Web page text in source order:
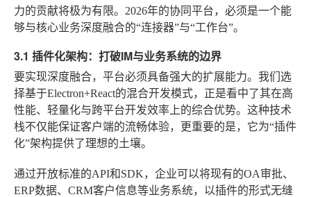
力的贡献将极为有限。2026年的协同平台，必须是一个能
够与核心业务深度融合的“连接器”与“工作台”。
3.1 插件化架构：打破IM与业务系统的边界
要实现深度融合，平台必须具备强大的扩展能力。我们选
择基于Electron+React的混合开发模式，正是看中了其在高
性能、轻量化与跨平台开发效率上的综合优势。这种技术
栈不仅能保证客户端的流畅体验，更重要的是，它为“插件
化”架构提供了理想的土壤。
通过开放标准的API和SDK，企业可以将现有的OA审批、
ERP数据、CRM客户信息等业务系统，以插件的形式无缝